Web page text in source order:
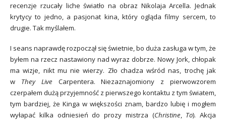
recenzje rzucały liche światło na obraz Nikolaja Arcella. Jednak
krytycy to jedno, a pasjonat kina, który ogląda filmy sercem, to
drugie. Tak myślałem.
I seans naprawdę rozpoczął się świetnie, bo duża zasługa w tym, że
byłem na rzecz nastawiony nad wyraz dobrze. Nowy Jork, chłopak
ma wizje, nikt mu nie wierzy. Zło chadza wśród nas, trochę jak
w They Live Carpentera. Niezaznajomiony z pierwowzorem
czerpałem dużą przyjemność z pierwszego kontaktu z tym światem,
tym bardziej, że Kinga w większości znam, bardzo lubię i mogłem
wyłapać kilka odniesień do prozy mistrza (Christine, To). Akcja